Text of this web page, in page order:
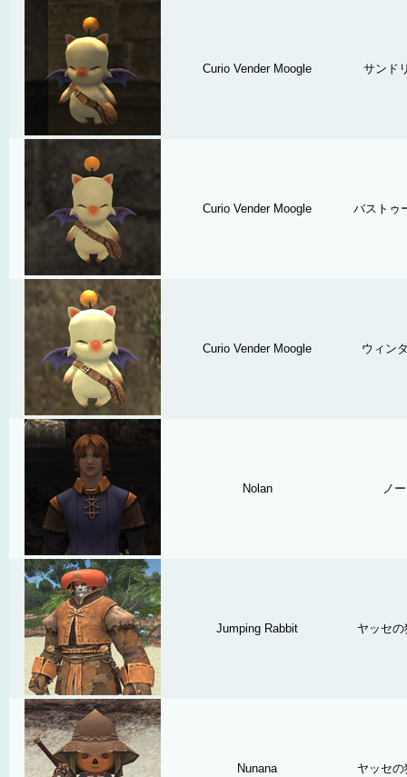
Curio Vender Moogle サンド
Curio Vender Moogle バストゥ
Curio Vender Moogle ウィン
Nolan ノ
Jumping Rabbit ヤッセ
Nunana ヤッセ